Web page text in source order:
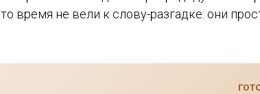
то время не вели к слову-разгадке: они